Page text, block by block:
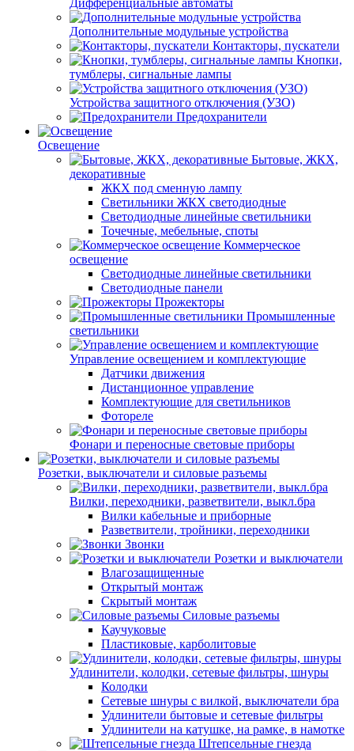
Дифференциальные автоматы
Дополнительные модульные устройства
Контакторы, пускатели
Кнопки,
тумблеры, сигнальные лампы
Устройства защитного отключения (УЗО)
Предохранители
Освещение
Бытовые, ЖКХ,
декоративные
ЖКХ под сменную лампу
Светильники ЖКХ светодиодные
Светодиодные линейные светильники
Точечные, мебельные, споты
Коммерческое
освещение
Светодиодные линейные светильники
Светодиодные панели
Прожекторы
Промышленные
светильники
Управление освещением и комплектующие
Датчики движения
Дистанционное управление
Комплектующие для светильников
Фотореле
Фонари и переносные световые приборы
Розетки, выключатели и силовые разъемы
Вилки, переходники, разветвители, выкл.бра
Вилки кабельные и приборные
Разветвители, тройники, переходники
Звонки
Розетки и выключатели
Влагозащищенные
Открытый монтаж
Скрытый монтаж
Силовые разъемы
Каучуковые
Пластиковые, карболитовые
Удлинители, колодки, сетевые фильтры, шнуры
Колодки
Сетевые шнуры с вилкой, выключатели бра
Удлинители бытовые и сетевые фильтры
Удлинители на катушке, на рамке, в намотке
Штепсельные гнезда